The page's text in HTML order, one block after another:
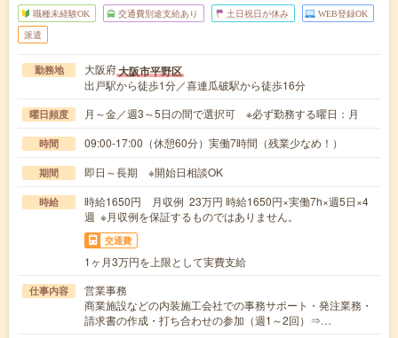
職種未経験OK 交通費別途支給あり 土日祝日が休み WEB登録OK
派遣
勤務地 大阪府大阪市平野区
出戸駅から徒歩1分／喜連瓜破駅から徒歩16分
曜日頻度 月～金／週3～5日の間で選択可 ※必ず勤務する曜日：月
時間 09:00-17:00（休憩60分）実働7時間（残業少なめ！）
期間 即日～長期 ※開始日相談OK
時給
時給1650円 月収例 23万円 時給1650円×実働7h×週5日×4
週 ※月収例を保証するものではありません。
交通費
1ヶ月3万円を上限として実費支給
仕事内容
営業事務
商業施設などの内装施工会社での事務サポート・発注業務・
請求書の作成・打ち合わせの参加（週1～2回）⇒…